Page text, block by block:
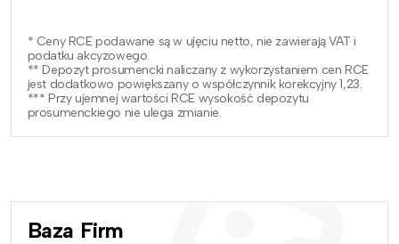
* Ceny RCE podawane są w ujęciu netto, nie zawierają VAT i
podatku akcyzowego.
** Depozyt prosumencki naliczany z wykorzystaniem cen RCE
jest dodatkowo powiększany o współczynnik korekcyjny 1,23.
*** Przy ujemnej wartości RCE wysokość depozytu
prosumenckiego nie ulega zmianie.
Baza Firm